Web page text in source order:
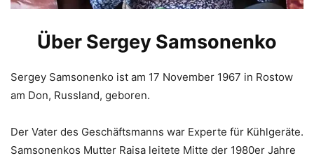
Über Sergey Samsonenko
Sergey Samsonenko ist am 17 November 1967 in Rostow
am Don, Russland, geboren.
Der Vater des Geschäftsmanns war Experte für Kühlgeräte.
Samsonenkos Mutter Raisa leitete Mitte der 1980er Jahre